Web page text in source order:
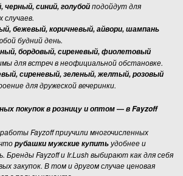
черный, синий, голубойподойдут для
бежевый, коричневый, айвори, шампань
будний день.
бордовый, сиреневый, фиолетовый
для встреч в неофициальной обстановке.
сиреневый, зеленый, желтый, розовый
для дружеской вечеринки.
покупок в розницу и оптом—в Fayzoff
Fayzoff приучили многочисленных
рубашки мужские купитьудобнее и
Бренды Fayzoff и Ir.Lush выбирают как для себя
закупок. В том и другом случае ценовая